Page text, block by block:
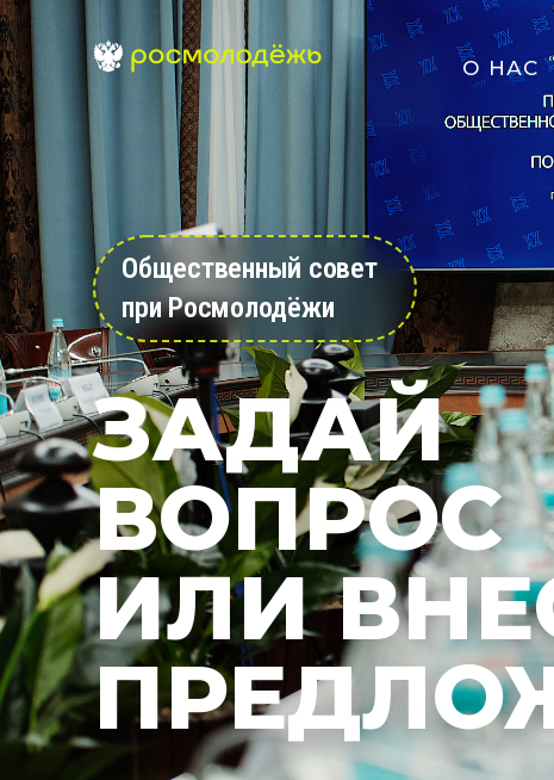
О НАС
Общественный совет
при Росмолодёжи
ЗАДАЙ
ВОПРОС
ИЛИ